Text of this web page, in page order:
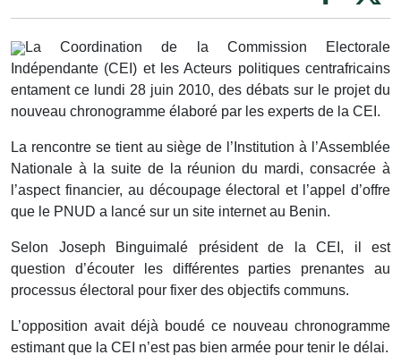
La Coordination de la Commission Electorale
Indépendante (CEI) et les Acteurs politiques centrafricains
entament ce lundi 28 juin 2010, des débats sur le projet du
nouveau chronogramme élaboré par les experts de la CEI.
La rencontre se tient au siège de l’Institution à l’Assemblée
Nationale à la suite de la réunion du mardi, consacrée à
l’aspect financier, au découpage électoral et l’appel d’offre
que le PNUD a lancé sur un site internet au Benin.
Selon Joseph Binguimalé président de la CEI, il est
question d’écouter les différentes parties prenantes au
processus électoral pour fixer des objectifs communs.
L’opposition avait déjà boudé ce nouveau chronogramme
estimant que la CEI n’est pas bien armée pour tenir le délai.